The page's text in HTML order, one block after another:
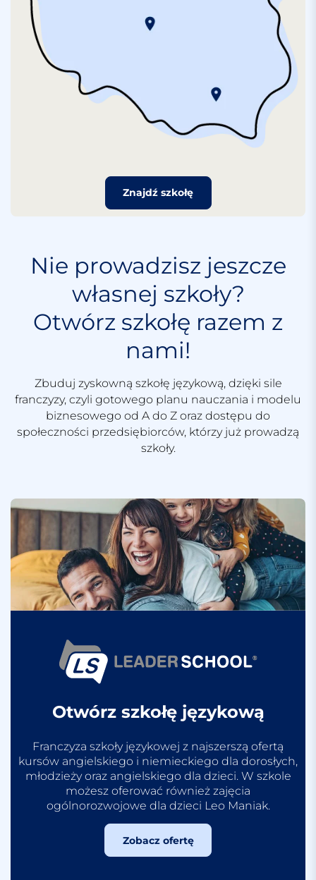
Znajdź szkołę
Nie prowadzisz jeszcze
własnej szkoły?
Otwórz szkołę razem z
nami!
Zbuduj zyskowną szkołę językową, dzięki sile
franczyzy, czyli gotowego planu nauczania i modelu
biznesowego od A do Z oraz dostępu do
społeczności przedsiębiorców, którzy już prowadzą
szkoły.
Otwórz szkołę językową
Franczyza szkoły językowej z najszerszą ofertą
kursów angielskiego i niemieckiego dla dorosłych,
młodzieży oraz angielskiego dla dzieci. W szkole
możesz oferować również zajęcia
ogólnorozwojowe dla dzieci Leo Maniak.
Zobacz ofertę